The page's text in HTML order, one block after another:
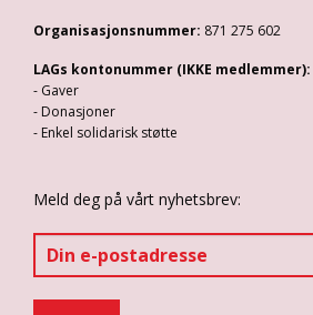
Organisasjonsnummer: 871 275 602
LAGs kontonummer (IKKE medlemmer):
- Gaver
- Donasjoner
- Enkel solidarisk støtte
Meld deg på vårt nyhetsbrev: